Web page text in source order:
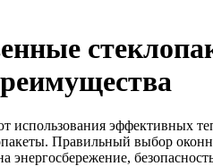
использования эффективных
Правильный выбор